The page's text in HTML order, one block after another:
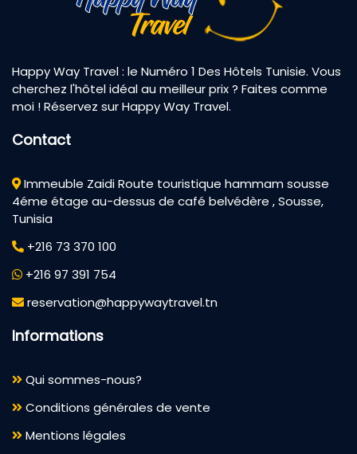
Happy Way Travel : le Numéro 1 Des Hôtels Tunisie. Vous
cherchez l'hôtel idéal au meilleur prix ? Faites comme
moi ! Réservez sur Happy Way Travel.
Contact
Immeuble Zaidi Route touristique hammam sousse
4éme étage au-dessus de café belvédère , Sousse,
Tunisia
+216 73 370 100
+216 97 391 754
reservation@happywaytravel.tn
Informations
Qui sommes-nous?
Conditions générales de vente
Mentions légales